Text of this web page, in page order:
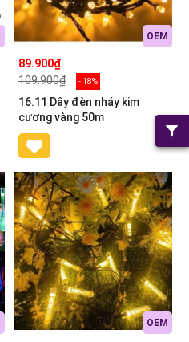
OEM
89.900₫
109.900₫
- 18%
16.11 Dây đèn nháy kim
cương vàng 50m
OEM